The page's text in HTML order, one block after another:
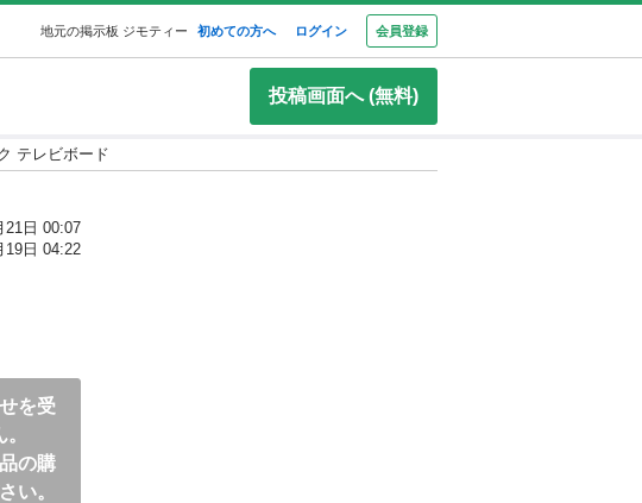
地元の掲示板 ジモティー 初めての方へ ログイン 会員登録
投稿画面へ (無料)
テレビボード
21日 00:07
19日 04:22
を受
の購
い。